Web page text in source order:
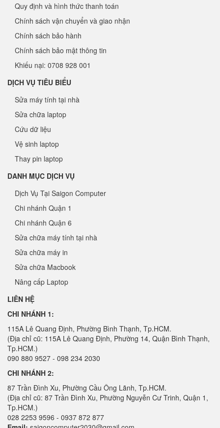
Quy định và hình thức thanh toán
Chính sách vận chuyển và giao nhận
Chính sách bảo hành
Chính sách bảo mật thông tin
Khiếu nại: 0708 928 001
DỊCH VỤ TIÊU BIỂU
Sửa máy tính tại nhà
Sửa chữa laptop
Cứu dữ liệu
Vệ sinh laptop
Thay pin laptop
DANH MỤC DỊCH VỤ
Dịch Vụ Tại Saigon Computer
Chi nhánh Quận 1
Chi nhánh Quận 6
Sửa chữa máy tính tại nhà
Sửa chữa máy in
Sửa chữa Macbook
Nâng cấp Laptop
LIÊN HỆ
CHI NHÁNH 1:
115A Lê Quang Định, Phường Bình Thạnh, Tp.HCM.
(Địa chỉ cũ: 115A Lê Quang Định, Phường 14, Quận Bình Thạnh,
Tp.HCM.)
090 880 9527 - 098 234 2030
CHI NHÁNH 2:
87 Trần Đình Xu, Phường Cầu Ông Lãnh, Tp.HCM.
(Địa chỉ cũ: 87 Trần Đình Xu, Phường Nguyễn Cư Trinh, Quận 1,
Tp.HCM.)
028 2253 9596 - 0937 872 877